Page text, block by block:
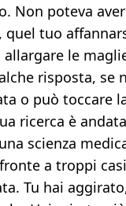
Non poteva
quel tuo
allargare le
risposta, se
o può toccare
ricerca è
scienza
a troppi
Tu hai